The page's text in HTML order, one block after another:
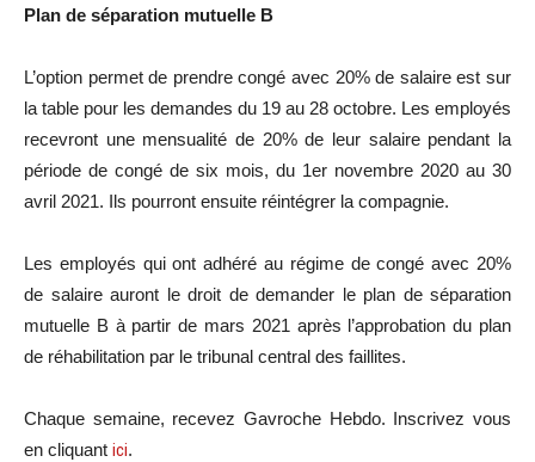
Plan de séparation mutuelle B
L’option permet de prendre congé avec 20% de salaire est sur
la table pour les demandes du 19 au 28 octobre. Les employés
recevront une mensualité de 20% de leur salaire pendant la
période de congé de six mois, du 1er novembre 2020 au 30
avril 2021. Ils pourront ensuite réintégrer la compagnie.
Les employés qui ont adhéré au régime de congé avec 20%
de salaire auront le droit de demander le plan de séparation
mutuelle B à partir de mars 2021 après l’approbation du plan
de réhabilitation par le tribunal central des faillites.
Chaque semaine, recevez Gavroche Hebdo. Inscrivez vous
en cliquant ici.